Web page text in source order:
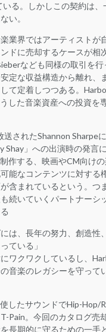
いる。しかしこの契約は
い。
業界ではアーティストが
ドに売却するケースが相
なども同様の取引を
定な収益構造から離れ、
て定着しつつある。
した音楽資産への投資を
されたShannon Sharpe
Shay」への出演時の発言
作する、映画やCM向け
能なコンテンツに対する
含まれているという。つ
続いていくパートナーシ
には、長年の努力、創造性
ている」
にワクワクしているし、
音楽のレガシーを守って
したサウンドでHip-Hop/
Pain。今回のカタログ売
長期的に守るための一手